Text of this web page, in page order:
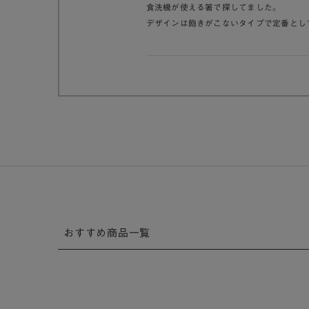
食洗機が使える箸で探してました。
デザインは飽きがこないタイプで定番と
おすすめ商品一覧